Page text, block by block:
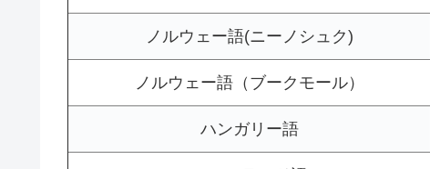
ノルウェー語(ニーノシュク)
ノルウェー語（ブークモール）
ハンガリー語